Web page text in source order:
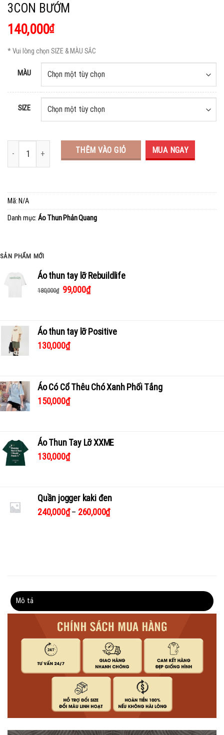
3CON BƯỚM
140,000₫
* Vui lòng chọn SIZE & MÀU SẮC
MÀU
SIZE
THÊM VÀO GIỎ MUA NGAY
Mã: N/A
Danh mục: Áo Thun Phản Quang
SẢN PHẨM MỚI
Áo thun tay lỡ Rebuildlife
180,000₫ 99,000₫
Áo thun tay lỡ Positive
130,000₫
Áo Có Cổ Thêu Chó Xanh Phối Tắng
150,000₫
Áo Thun Tay Lỡ XXME
130,000₫
Quần jogger kaki đen
240,000₫– 260,000₫
Mô tả
Thông tin bổ sung
Đánh giá (0)